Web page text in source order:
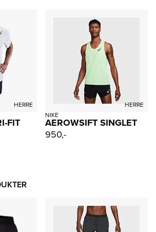
HERRE
FIT
HERRE
NIKE
AEROWSIFT SINGLET
950,-